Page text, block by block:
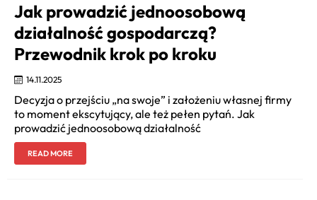
Jak prowadzić jednoosobową
działalność gospodarczą?
Przewodnik krok po kroku
14.11.2025
Decyzja o przejściu „na swoje” i założeniu własnej firmy
to moment ekscytujący, ale też pełen pytań. Jak
prowadzić jednoosobową działalność
READ MORE